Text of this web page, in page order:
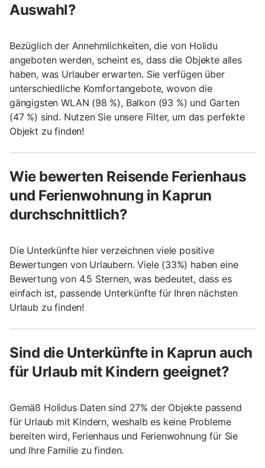
Auswahl?
Bezüglich der Annehmlichkeiten, die von Holidu
angeboten werden, scheint es, dass die Objekte alles
haben, was Urlauber erwarten. Sie verfügen über
unterschiedliche Komfortangebote, wovon die
gängigsten WLAN (98 %), Balkon (93 %) und Garten
(47 %) sind. Nutzen Sie unsere Filter, um das perfekte
Objekt zu finden!
Wie bewerten Reisende Ferienhaus
und Ferienwohnung in Kaprun
durchschnittlich?
Die Unterkünfte hier verzeichnen viele positive
Bewertungen von Urlaubern. Viele (33%) haben eine
Bewertung von 4.5 Sternen, was bedeutet, dass es
einfach ist, passende Unterkünfte für Ihren nächsten
Urlaub zu finden!
Sind die Unterkünfte in Kaprun auch
für Urlaub mit Kindern geeignet?
Gemäß Holidus Daten sind 27% der Objekte passend
für Urlaub mit Kindern, weshalb es keine Probleme
bereiten wird, Ferienhaus und Ferienwohnung für Sie
und Ihre Familie zu finden.